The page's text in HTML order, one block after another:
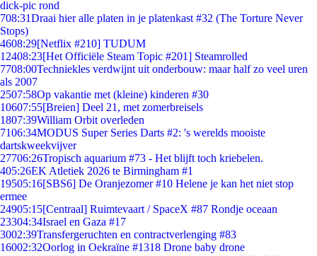
dick-pic rond
708:31Draai hier alle platen in je platenkast #32 (The Torture Never
Stops)
4608:29[Netflix #210] TUDUM
12408:23[Het Officiële Steam Topic #201] Steamrolled
7708:00Techniekles verdwijnt uit onderbouw: maar half zo veel uren
als 2007
2507:58Op vakantie met (kleine) kinderen #30
10607:55[Breien] Deel 21, met zomerbreisels
1807:39William Orbit overleden
7106:34MODUS Super Series Darts #2: 's werelds mooiste
dartskweekvijver
27706:26Tropisch aquarium #73 - Het blijft toch kriebelen.
405:26EK Atletiek 2026 te Birmingham #1
19505:16[SBS6] De Oranjezomer #10 Helene je kan het niet stop
ermee
24905:15[Centraal] Ruimtevaart / SpaceX #87 Rondje oceaan
23304:34Israel en Gaza #17
3002:39Transfergeruchten en contractverlenging #83
16002:32Oorlog in Oekraïne #1318 Drone baby drone